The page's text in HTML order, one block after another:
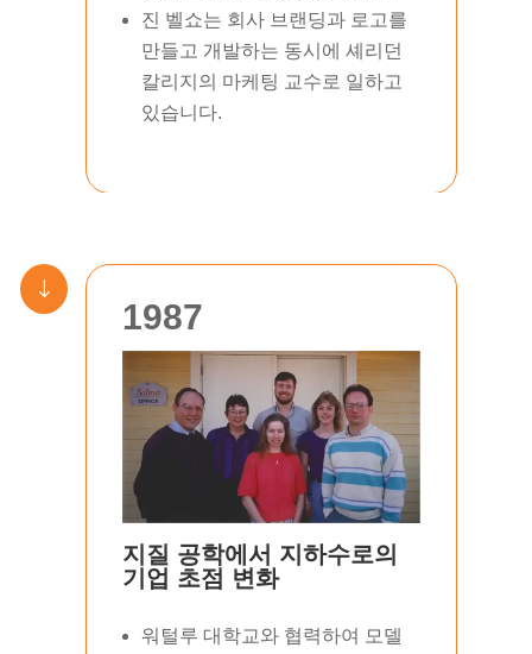
진 벨쇼는 회사 브랜딩과 로고를
만들고 개발하는 동시에 셰리던
칼리지의 마케팅 교수로 일하고
있습니다.
1987
지질 공학에서 지하수로의
기업 초점 변화
워털루 대학교와 협력하여 모델
"